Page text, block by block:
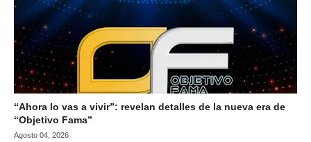
“Ahora lo vas a vivir”: revelan detalles de la nueva era de
“Objetivo Fama”
Agosto 04, 2026